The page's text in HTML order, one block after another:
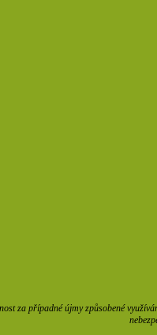
za případné újmy způsobené